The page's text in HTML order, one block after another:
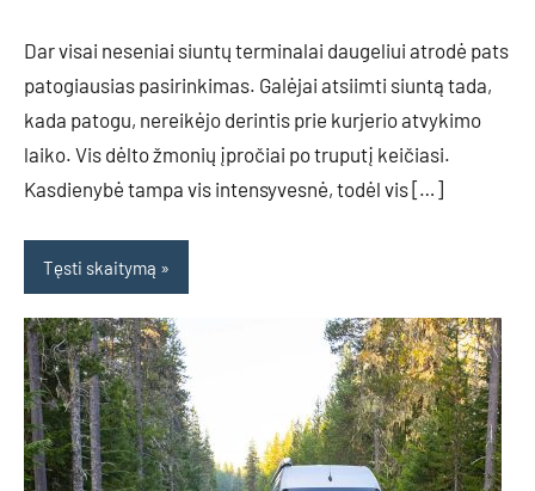
Dar visai neseniai siuntų terminalai daugeliui atrodė pats
patogiausias pasirinkimas. Galėjai atsiimti siuntą tada,
kada patogu, nereikėjo derintis prie kurjerio atvykimo
laiko. Vis dėlto žmonių įpročiai po truputį keičiasi.
Kasdienybė tampa vis intensyvesnė, todėl vis […]
Tęsti skaitymą